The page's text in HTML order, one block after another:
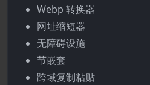
Webp 转换器
网址缩短器
无障碍设施
节嵌套
跨域复制粘贴